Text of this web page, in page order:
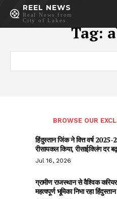
REEL NEWS
Real News from
City of Lakes
Tag:
BROWSE OUR
हिंदुस्तान जिंक ने वित्त वर्ष
रीसायकल किया, रीसाईक्लिंग दर
Jul 16, 2026
ग्रामीण राजस्थान से वैश्विक
महत्वपूर्ण भूमिका निभा रहा